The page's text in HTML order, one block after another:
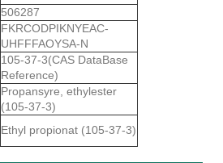
506287
FKRCODPIKNYEAC-
UHFFFAOYSA-N
105-37-3(CAS DataBase
Reference)
Propansyre, ethylester
(105-37-3)
Ethyl propionat (105-37-3)